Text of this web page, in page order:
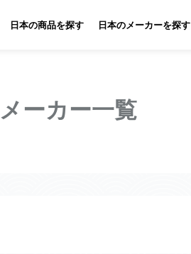
日本の商品を探す 日本のメーカーを探す
メーカー一覧